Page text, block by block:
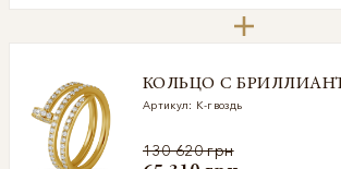
КОЛЬЦО С
Артикул: К-гвоздь
130 620 грн